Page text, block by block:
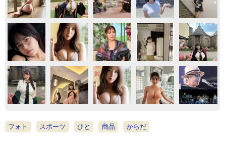
フォト スポーツ ひと 商品 からだ